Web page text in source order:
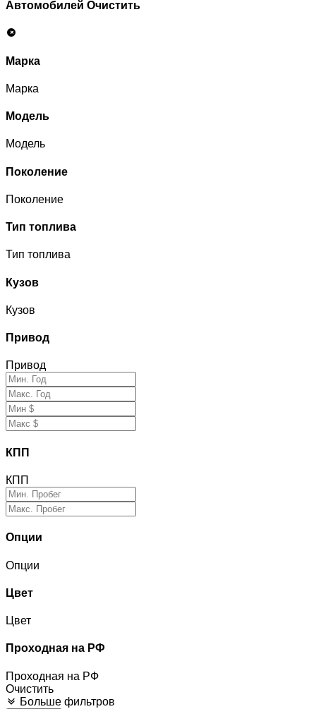
Автомобилей Очистить
Марка
Марка
Модель
Модель
Поколение
Поколение
Тип топлива
Тип топлива
Кузов
Кузов
Привод
Привод
КПП
КПП
Опции
Опции
Цвет
Цвет
Проходная на РФ
Проходная на РФ
Очистить
Больше фильтров